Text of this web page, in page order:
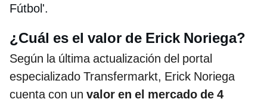
Fútbol'.
¿Cuál es el valor de Erick Noriega?
Según la última actualización del portal
especializado Transfermarkt, Erick Noriega
cuenta con un valor en el mercado de 4